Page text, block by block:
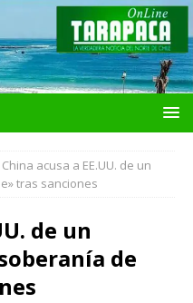
China acusa a EE.UU. de un
tras sanciones
de un
de